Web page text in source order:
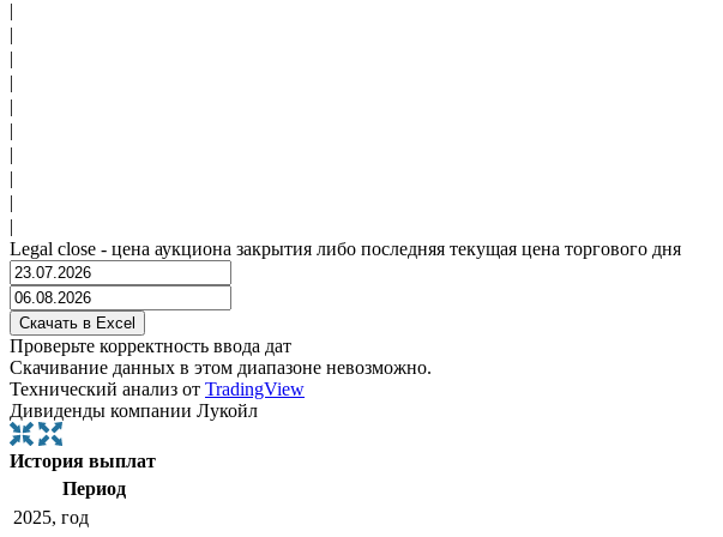
|
|
|
|
|
|
|
|
|
|
Legal close - цена аукциона закрытия либо последняя текущая цена торгового дня
Проверьте корректность ввода дат
Скачивание данных в этом диапазоне невозможно.
Технический анализ от TradingView
Дивиденды компании Лукойл
История выплат
Период
2025, год